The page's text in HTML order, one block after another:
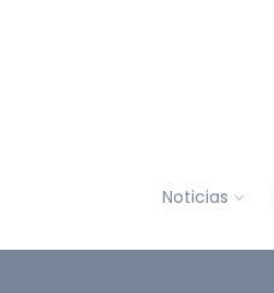
Noticias